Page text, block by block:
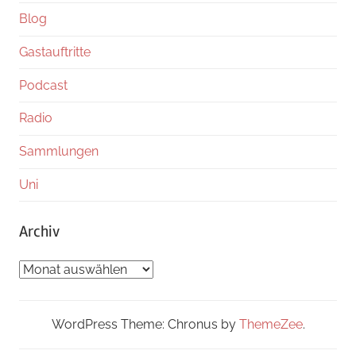
Blog
Gastauftritte
Podcast
Radio
Sammlungen
Uni
Archiv
Archiv
WordPress Theme: Chronus by ThemeZee.